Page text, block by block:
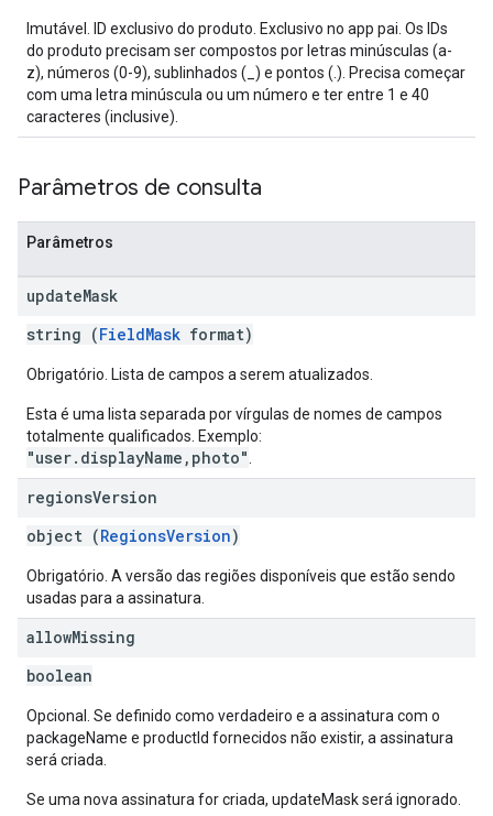
Imutável. ID exclusivo do produto. Exclusivo no app pai. Os IDs
do produto precisam ser compostos por letras minúsculas (a-
z), números (0-9), sublinhados (_) e pontos (.). Precisa começar
com uma letra minúscula ou um número e ter entre 1 e 40
caracteres (inclusive).
Parâmetros de consulta
Parâmetros
updateMask
string (FieldMask format)
Obrigatório. Lista de campos a serem atualizados.
Esta é uma lista separada por vírgulas de nomes de campos
totalmente qualificados. Exemplo:
"user.displayName,photo"
regionsVersion
object (RegionsVersion)
Obrigatório. A versão das regiões disponíveis que estão sendo
usadas para a assinatura.
allowMissing
boolean
Opcional. Se definido como verdadeiro e a assinatura com o
packageName e productId fornecidos não existir, a assinatura
será criada.
Se uma nova assinatura for criada, updateMask será ignorado.